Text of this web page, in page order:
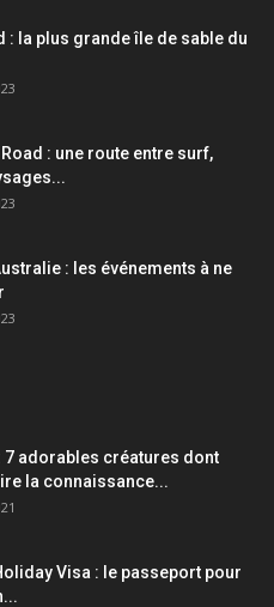
: la plus grande île de sable du
: une route entre surf,
: les événements à ne
7 adorables créatures dont
la connaissance...
Visa : le passeport pour